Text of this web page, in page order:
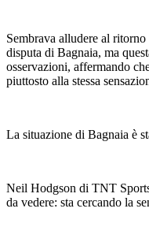
Sembrava alludere al
disputa di Bagnaia, ma
osservazioni, affermando
piuttosto alla stessa
La situazione di Bagnaia è
Neil Hodgson di TNT
da vedere: sta cercando la